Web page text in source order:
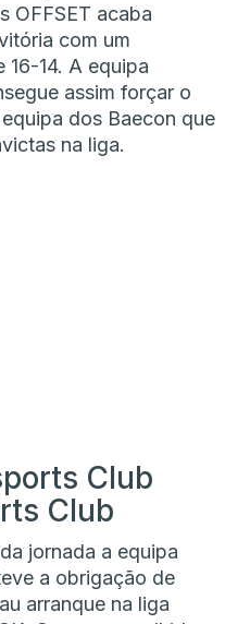
OFFSET acaba
com um
16-14. A equipa
assim forçar o
dos Baecon que
na liga.
Club
Club
jornada a equipa
a obrigação de
arranque na liga